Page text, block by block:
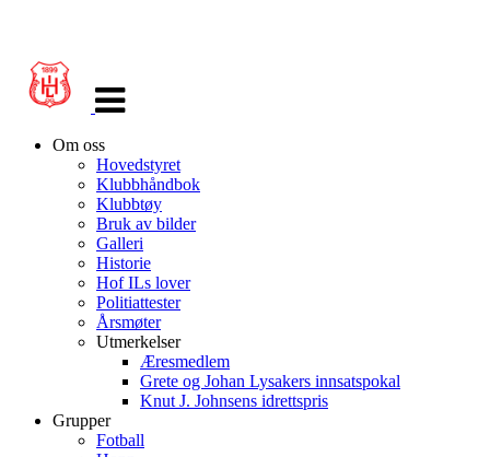
navigasjon
Om oss
Hovedstyret
Klubbhåndbok
Klubbtøy
Bruk av bilder
Galleri
Historie
Hof ILs lover
Politiattester
Årsmøter
Utmerkelser
Æresmedlem
Grete og Johan Lysakers innsatspokal
Knut J. Johnsens idrettspris
Grupper
Fotball